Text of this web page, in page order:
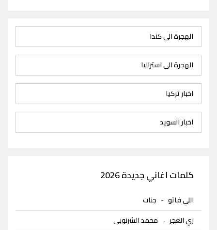
الهجرة الى كندا
الهجرة الى استراليا
اخبار تركيا
اخبار السويد
كلمات اغاني جديدة 2026
اللي فاتو - جنات
زي الغجر - محمد الشرنوبى